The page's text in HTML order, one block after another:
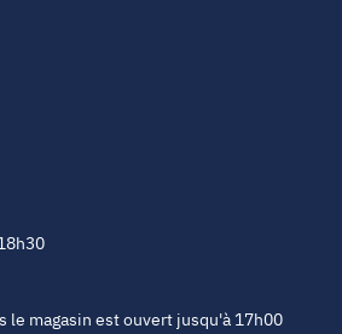
le magasin est ouvert jusqu'à 17h00